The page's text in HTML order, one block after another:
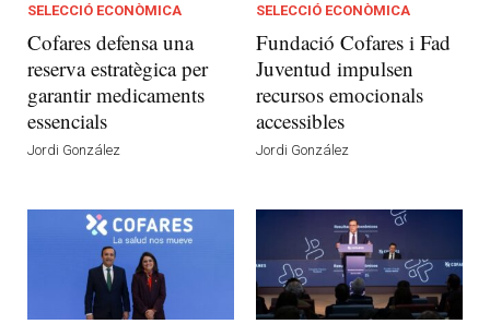
SELECCIÓ ECONÒMICA
Cofares defensa una
reserva estratègica per
garantir medicaments
essencials
Jordi González
SELECCIÓ ECONÒMICA
Fundació Cofares i Fad
Juventud impulsen
recursos emocionals
accessibles
Jordi González